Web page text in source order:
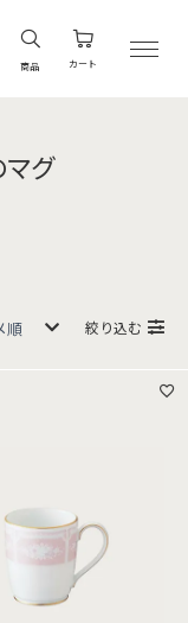
商品 カート
グ
絞り込む